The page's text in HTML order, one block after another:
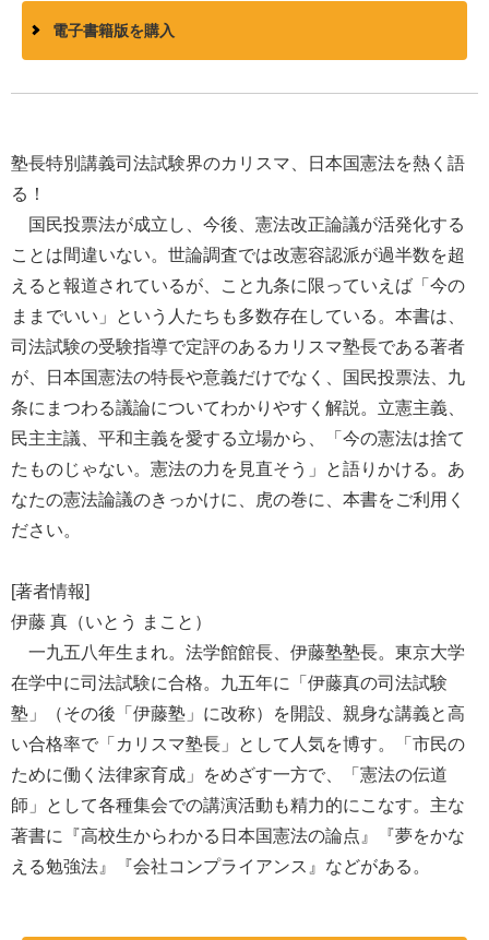
電子書籍版を購入
塾長特別講義司法試験界のカリスマ、日本国憲法を熱く語
る！
国民投票法が成立し、今後、憲法改正論議が活発化する
ことは間違いない。世論調査では改憲容認派が過半数を超
えると報道されているが、こと九条に限っていえば「今の
ままでいい」という人たちも多数存在している。本書は、
司法試験の受験指導で定評のあるカリスマ塾長である著者
が、日本国憲法の特長や意義だけでなく、国民投票法、九
条にまつわる議論についてわかりやすく解説。立憲主義、
民主主議、平和主義を愛する立場から、「今の憲法は捨て
たものじゃない。憲法の力を見直そう」と語りかける。あ
なたの憲法論議のきっかけに、虎の巻に、本書をご利用く
ださい。
[著者情報]
伊藤 真（いとう まこと）
一九五八年生まれ。法学館館長、伊藤塾塾長。東京大学
在学中に司法試験に合格。九五年に「伊藤真の司法試験
塾」（その後「伊藤塾」に改称）を開設、親身な講義と高
い合格率で「カリスマ塾長」として人気を博す。「市民の
ために働く法律家育成」をめざす一方で、「憲法の伝道
師」として各種集会での講演活動も精力的にこなす。主な
著書に『高校生からわかる日本国憲法の論点』『夢をかな
える勉強法』『会社コンプライアンス』などがある。